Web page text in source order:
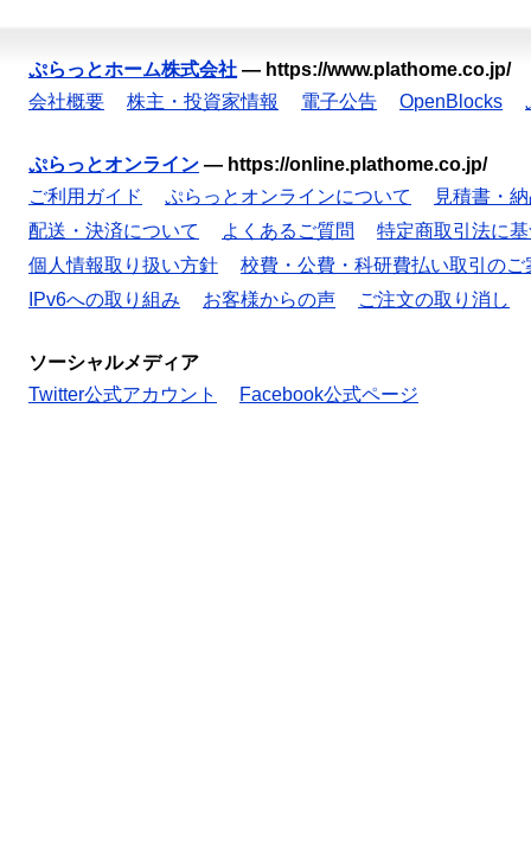
ぷらっとホーム株式会社 — https://www.plathome.co.jp/
会社概要
株主・投資家情報 電子公告 OpenBlocks
ぷらっとオンライン — https://online.plathome.co.jp/
ご利用ガイド
ぷらっとオンラインについて
見積書・
配送・決済について
よくあるご質問
特定商取引法に
個人情報取り扱い方針
校費・公費・科研費払い取引のご
IPv6への取り組み
お客様からの声 ご注文の取り消し
ソーシャルメディア
Twitter公式アカウント
Facebook公式ページ